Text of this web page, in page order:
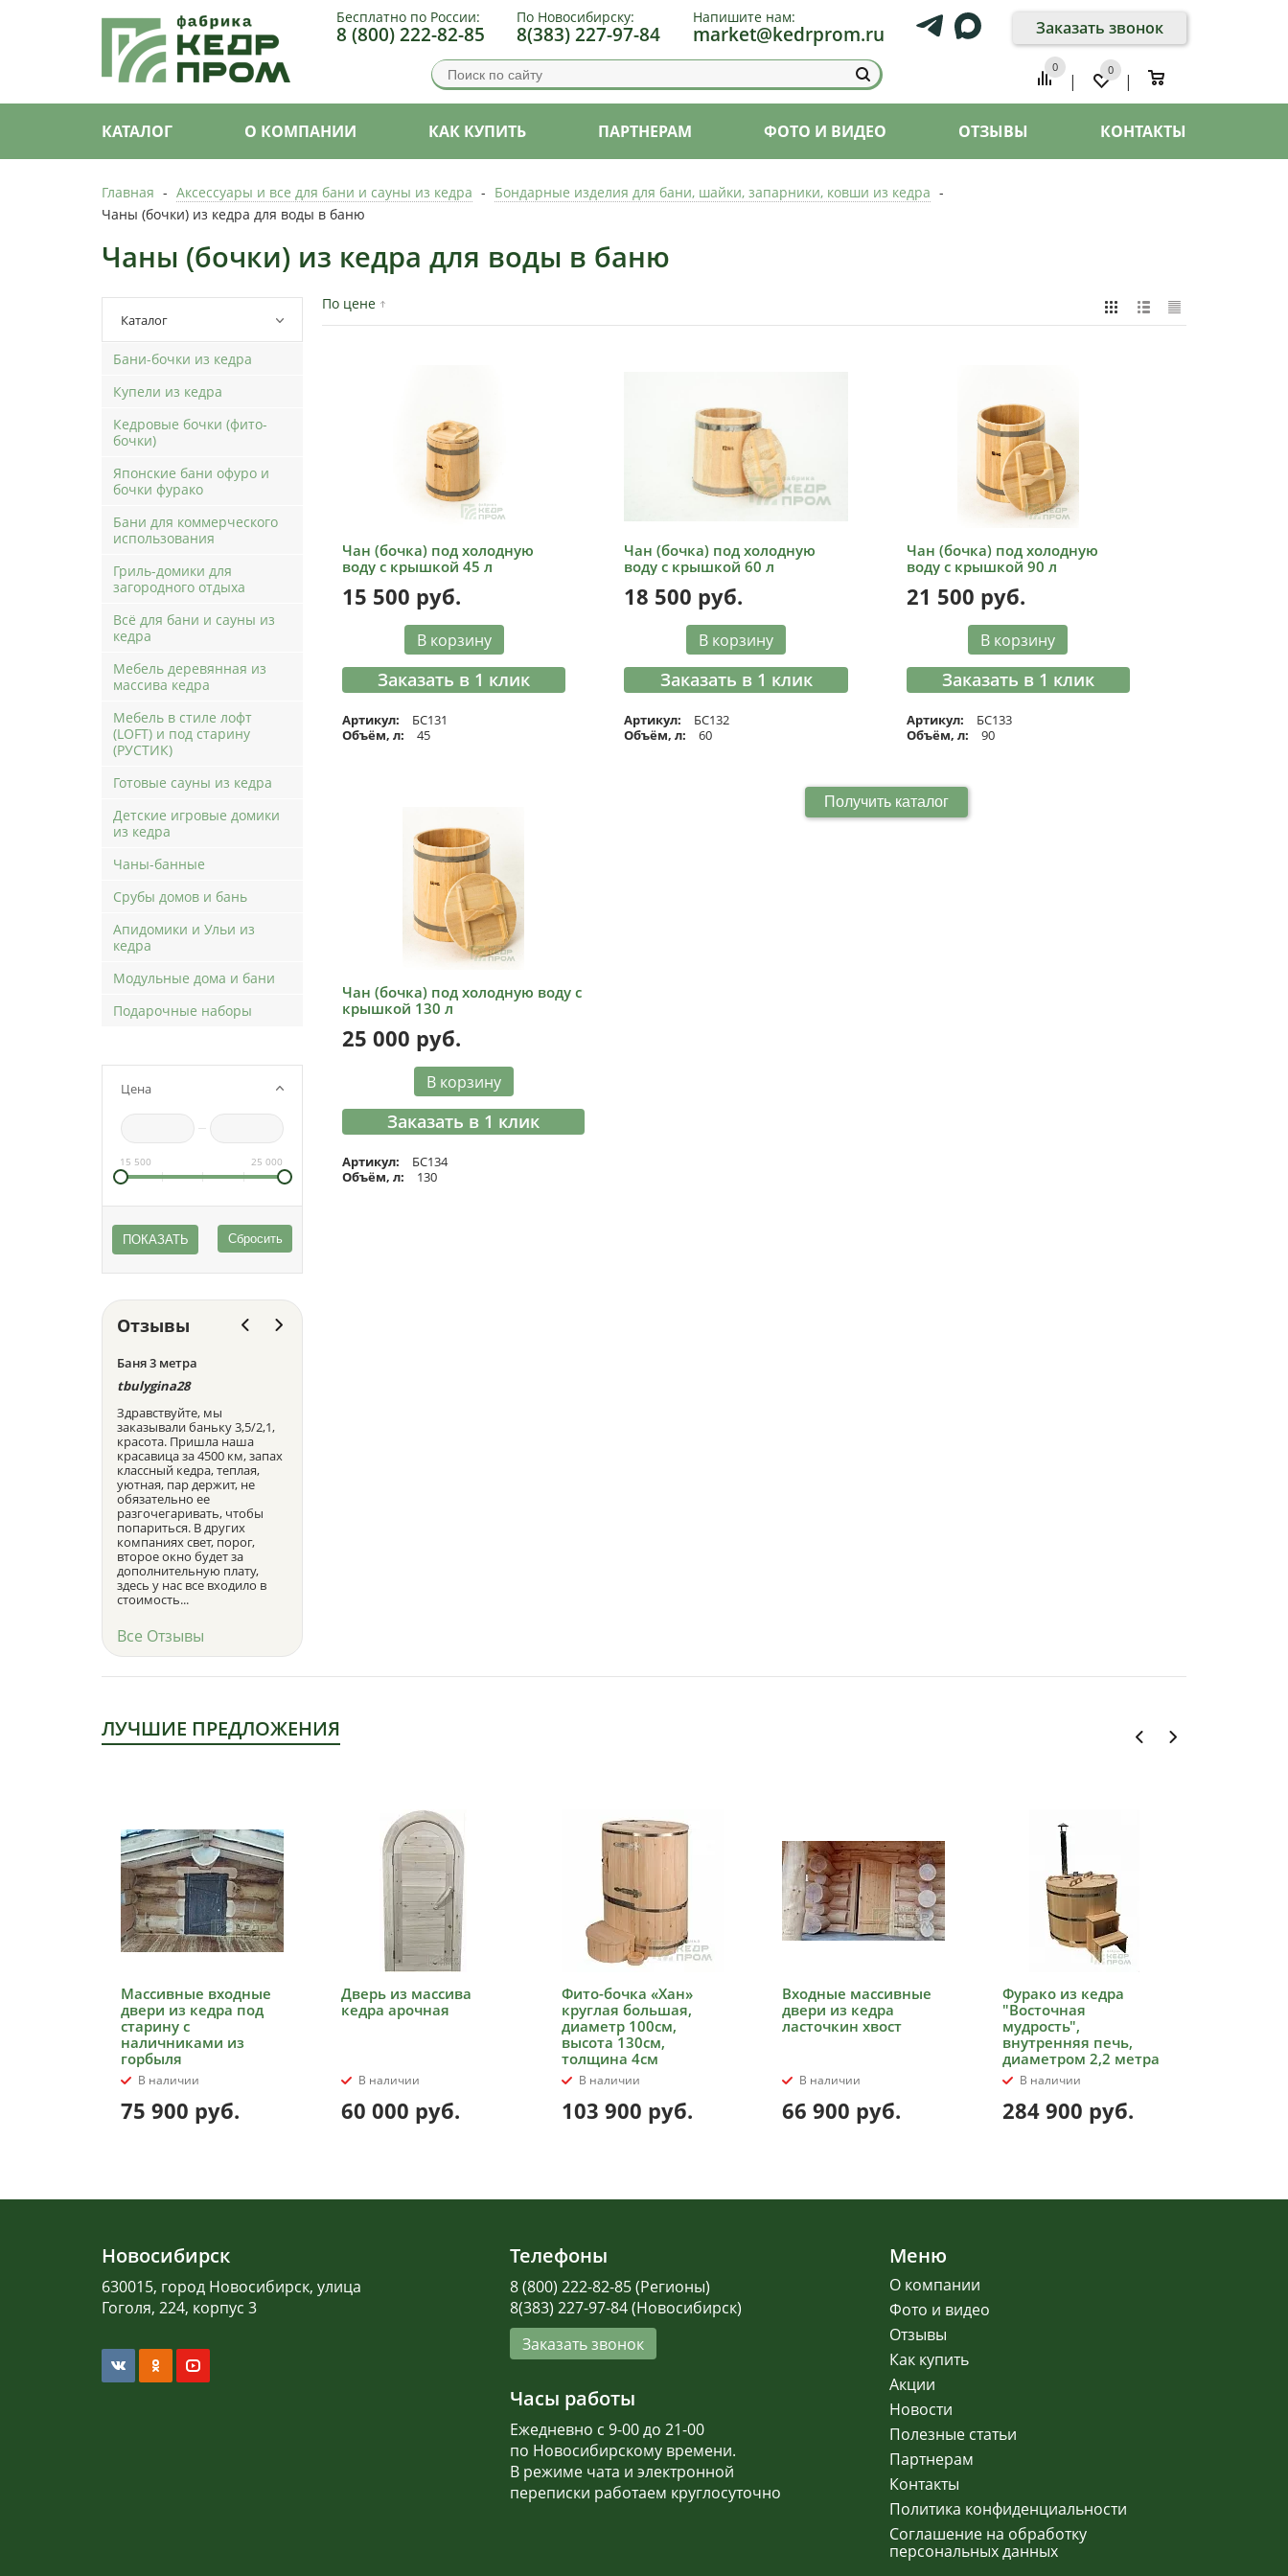
Бесплатно по России:
8 (800) 222-82-85
По Новосибирску:
8(383) 227-97-84
Напишите нам:
market@kedrprom.ru Заказать звонок
0
|
0
|
КАТАЛОГ О КОМПАНИИ КАК КУПИТЬ ПАРТНЕРАМ ФОТО И ВИДЕО ОТЗЫВЫ КОНТАКТЫ
Главная - Аксессуары и все для бани и сауны из кедра - Бондарные изделия для бани, шайки, запарники, ковши из кедра -
Чаны (бочки) из кедра для воды в баню
Чаны (бочки) из кедра для воды в баню
Каталог
Бани-бочки из кедра
Купели из кедра
Кедровые бочки (фито-
бочки)
Японские бани офуро и
бочки фурако
Бани для коммерческого
использования
Гриль-домики для
загородного отдыха
Всё для бани и сауны из
кедра
Мебель деревянная из
массива кедра
Мебель в стиле лофт
(LOFT) и под старину
(РУСТИК)
Готовые сауны из кедра
Детские игровые домики
из кедра
Чаны-банные
Срубы домов и бань
Апидомики и Ульи из
кедра
Модульные дома и бани
Подарочные наборы
Цена
15 500 25 000
Отзывы
Все Отзывы
Баня 3 метра
tbulygina28
Здравствуйте, мы
заказывали баньку 3,5/2,1,
красота. Пришла наша
красавица за 4500 км, запах
классный кедра, теплая,
уютная, пар держит, не
обязательно ее
разгочегаривать, чтобы
попариться. В других
компаниях свет, порог,
второе окно будет за
дополнительную плату,
здесь у нас все входило в
стоимость...
По цене
Чан (бочка) под холодную
воду с крышкой 45 л
15 500 руб.
В корзину
Заказать в 1 клик
Артикул:
БС131
Объём, л:
45
Чан (бочка) под холодную
воду с крышкой 60 л
18 500 руб.
В корзину
Заказать в 1 клик
Артикул:
БС132
Объём, л:
60
Чан (бочка) под холодную
воду с крышкой 90 л
21 500 руб.
В корзину
Заказать в 1 клик
Артикул:
БС133
Объём, л:
90
Чан (бочка) под холодную воду с
крышкой 130 л
25 000 руб.
В корзину
Заказать в 1 клик
Артикул:
БС134
Объём, л:
130
Получить каталог
ЛУЧШИЕ ПРЕДЛОЖЕНИЯ
Массивные входные
двери из кедра под
старину с
наличниками из
горбыля
В наличии
75 900 руб.
Дверь из массива
кедра арочная
В наличии
60 000 руб.
Фито-бочка «Хан»
круглая большая,
диаметр 100см,
высота 130см,
толщина 4см
В наличии
103 900 руб.
Входные массивные
двери из кедра
ласточкин хвост
В наличии
66 900 руб.
Фурако из кедра
"Восточная
мудрость",
внутренняя печь,
диаметром 2,2 метра
В наличии
284 900 руб.
Новосибирск
630015, город Новосибирск, улица
Гоголя, 224, корпус 3
Телефоны
8 (800) 222-82-85 (Регионы)
8(383) 227-97-84 (Новосибирск)
Заказать звонок
Часы работы
Ежедневно с 9-00 до 21-00
по Новосибирскому времени.
В режиме чата и электронной
переписки работаем круглосуточно
Меню
О компании
Фото и видео
Отзывы
Как купить
Акции
Новости
Полезные статьи
Партнерам
Контакты
Политика конфиденциальности
Соглашение на обработку
персональных данных